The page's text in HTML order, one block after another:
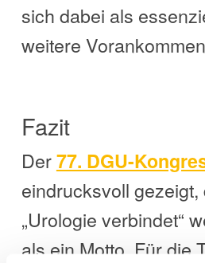
sich dabei als
weitere
Fazit
Der77. DGU-
eindrucksvoll gezeigt,
„Urologie verbindet“
als ein Motto. Fürdie